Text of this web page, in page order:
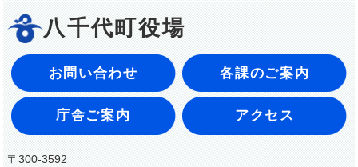
八千代町役場
お問い合わせ 各課のご案内
庁舎ご案内 アクセス
〒300-3592